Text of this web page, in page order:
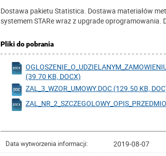
Dostawa pakietu Statistica. Dostawa materiałów
systemem STARe wraz z upgrade oprogramowania.
Pliki do pobrania
(39.70 KB, DOCX)
ZAL_3_WZOR_UMOWY.DOC (129.50 KB,
Data wytworzenia informacji: 2019-08-07